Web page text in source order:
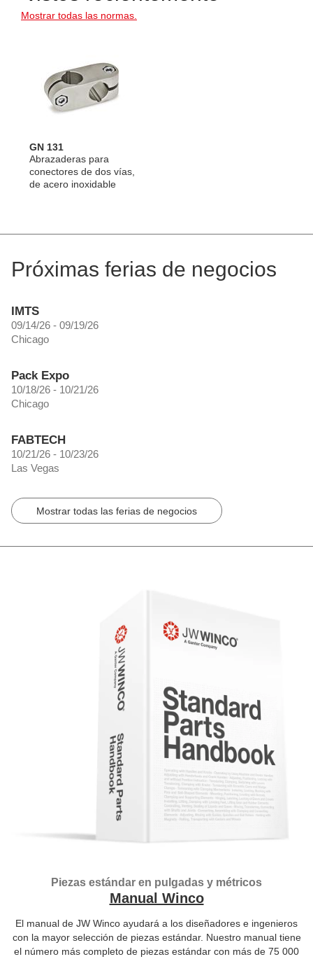
Mostrar todas las normas.
GN 131
Abrazaderas para
conectores de dos vías,
de acero inoxidable
Próximas ferias de negocios
IMTS
09/14/26 - 09/19/26
Chicago
Pack Expo
10/18/26 - 10/21/26
Chicago
FABTECH
10/21/26 - 10/23/26
Las Vegas
Mostrar todas las ferias de negocios
Piezas estándar en pulgadas y métricos
Manual Winco
El manual de JW Winco ayudará a los diseñadores e ingenieros
con la mayor selección de piezas estándar. Nuestro manual tiene
el número más completo de piezas estándar con más de 75 000